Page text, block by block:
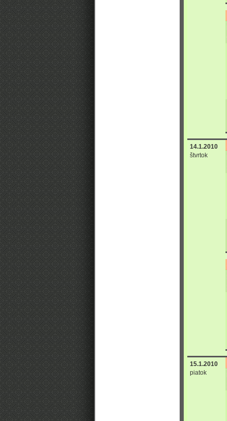
14.1.2010
štvrtok
15.1.2010
piatok